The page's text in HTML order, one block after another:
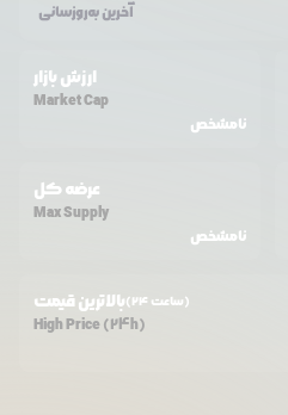
آخرین به‌روزسانی
ارزش بازار
Market Cap
نامشخص
عرضه کل
Max Supply
نامشخص
بالاترین قیمت (24 ساعت)
High Price (24h)